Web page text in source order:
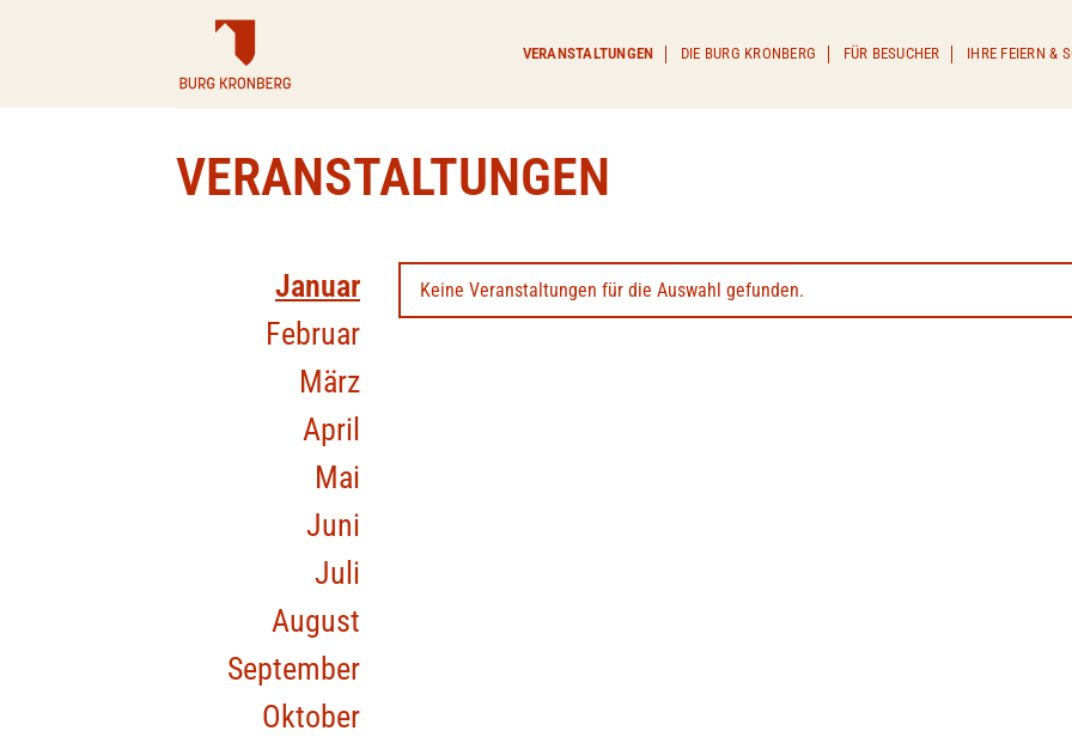
VERANSTALTUNGEN DIE BURG KRONBERG FÜR BESUCHER IHRE FEIERN &
VERANSTALTUNGEN
Januar
Februar
März
April
Mai
Juni
Juli
August
September
Oktober
Keine Veranstaltungen für die Auswahl gefunden.